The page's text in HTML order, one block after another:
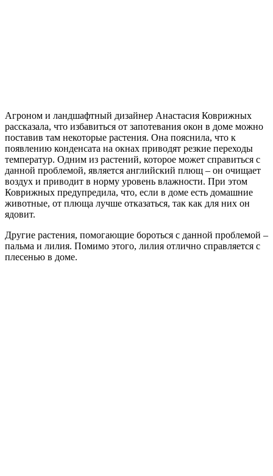
Агроном и ландшафтный дизайнер Анастасия Коврижных
рассказала, что избавиться от запотевания окон в доме можно
поставив там некоторые растения. Она пояснила, что к
появлению конденсата на окнах приводят резкие переходы
температур. Одним из растений, которое может справиться с
данной проблемой, является английский плющ – он очищает
воздух и приводит в норму уровень влажности. При этом
Коврижных предупредила, что, если в доме есть домашние
животные, от плюща лучше отказаться, так как для них он
ядовит.
Другие растения, помогающие бороться с данной проблемой –
пальма и лилия. Помимо этого, лилия отлично справляется с
плесенью в доме.